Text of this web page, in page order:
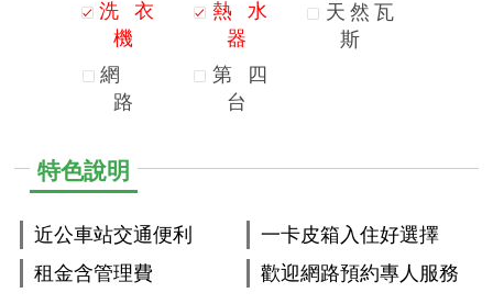
洗
衣
機
網
路
熱
水
器
第
四
台
天 然 瓦
斯
特色說明
近公車站交通便利
租金含管理費
一卡皮箱入住好選擇
歡迎網路預約專人服務